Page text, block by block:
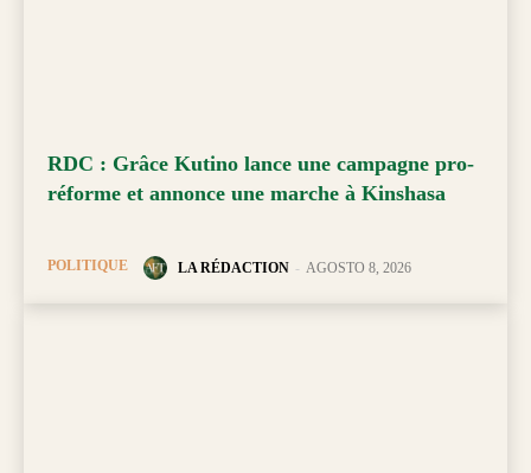
RDC : Grâce Kutino lance une campagne pro-
réforme et annonce une marche à Kinshasa
POLITIQUE LA RÉDACTION - AGOSTO 8, 2026